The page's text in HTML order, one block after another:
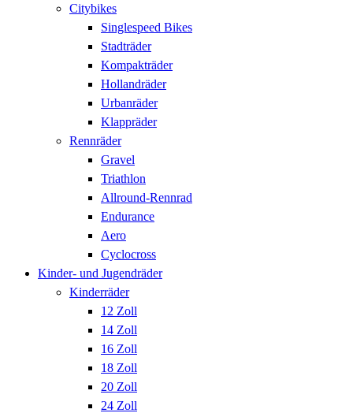
Citybikes
Singlespeed Bikes
Stadträder
Kompakträder
Hollandräder
Urbanräder
Klappräder
Rennräder
Gravel
Triathlon
Allround-Rennrad
Endurance
Aero
Cyclocross
Kinder- und Jugendräder
Kinderräder
12 Zoll
14 Zoll
16 Zoll
18 Zoll
20 Zoll
24 Zoll